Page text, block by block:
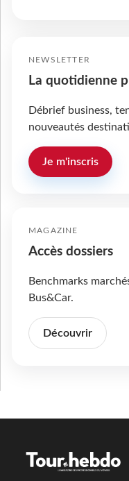
NEWSLETTER
La quotidienne
Débrief business,
nouveautés
Je m'inscris
MAGAZINE
Accès dossiers
Benchmarks
Bus&Car.
Découvrir